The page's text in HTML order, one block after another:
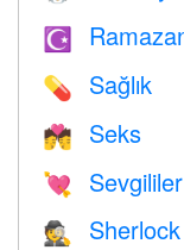
☪️
💊 Sağlık
💏 Seks
💘
🕵️ Sherlock